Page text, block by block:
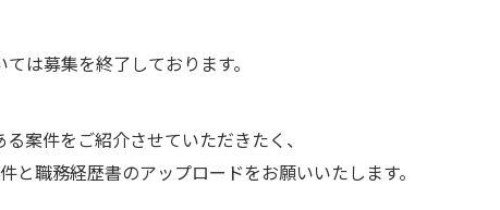
は募集を終了しております。
る案件を ご紹介させていただきたく、
と職務経歴書のアップロードをお願いいたします。